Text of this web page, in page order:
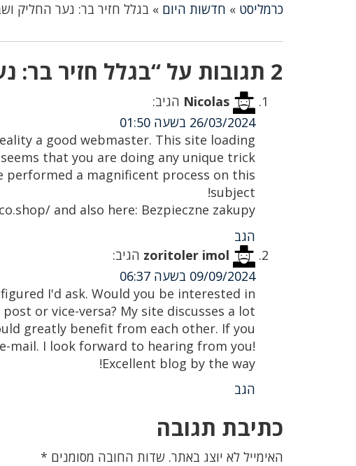
כרמליסט » חדשות היום » בגלל חזיר בר: נער החליק
2 תגובות על “בגלל חזיר בר: נער החליק ושבר את עצם הבריח”
Nicolas הגיב:
26/03/2024 בשעה 01:50
a good webmaster. This site loading
that you are doing any unique trick.
a magnificent process on this
subject!
and also here: Bezpieczne zakupy
הגב
zoritoler imol הגיב:
09/09/2024 בשעה 06:37
I'd ask. Would you be interested in
or vice-versa? My site discusses a lot
greatly benefit from each other. If you
mail. I look forward to hearing from you!
Excellent blog by the way!
הגב
כתיבת תגובה
האימייל לא יוצג באתר. שדות החובה מסומנים *